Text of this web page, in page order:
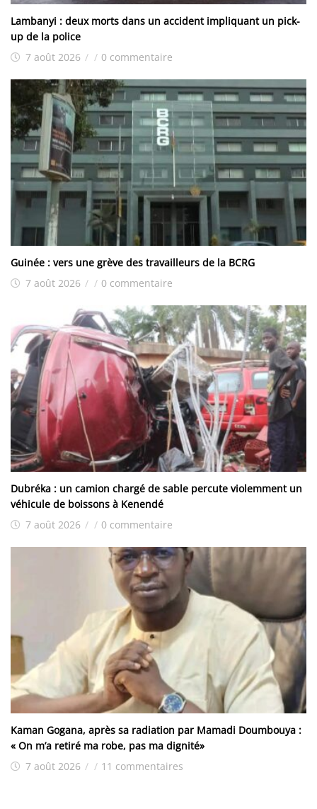
Lambanyi : deux morts dans un accident impliquant un pick-
up de la police
7 août 2026 / / 0 commentaire
Guinée : vers une grève des travailleurs de la BCRG
7 août 2026 / / 0 commentaire
Dubréka : un camion chargé de sable percute violemment un
véhicule de boissons à Kenendé
7 août 2026 / / 0 commentaire
Kaman Gogana, après sa radiation par Mamadi Doumbouya :
« On m’a retiré ma robe, pas ma dignité»
7 août 2026 / / 11 commentaires